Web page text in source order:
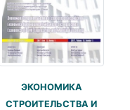
ЭКОНОМИКА
СТРОИТЕЛЬСТВА И